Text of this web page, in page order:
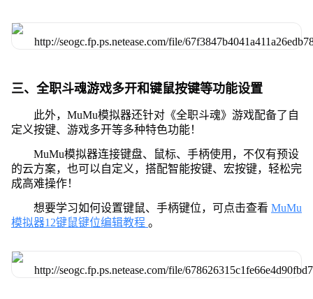
三、全职斗魂游戏多开和键鼠按键等功能设置
此外，MuMu模拟器还针对《全职斗魂》游戏配备了自
定义按键、游戏多开等多种特色功能！
MuMu模拟器连接键盘、鼠标、手柄使用，不仅有预设
的云方案，也可以自定义，搭配智能按键、宏按键，轻松完
成高难操作！
想要学习如何设置键鼠、手柄键位，可点击查看 MuMu
模拟器12键鼠键位编辑教程 。